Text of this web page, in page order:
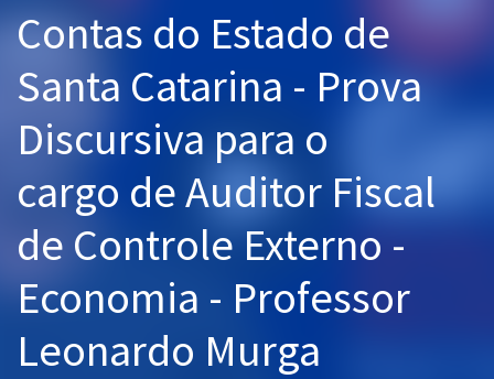
Pós
Graduação
OAB
Questões grátis
Aprovados
Contas do Estado de
Santa Catarina - Prova
Discursiva para o
cargo de Auditor Fiscal
de Controle Externo -
Economia - Professor
Leonardo Murga